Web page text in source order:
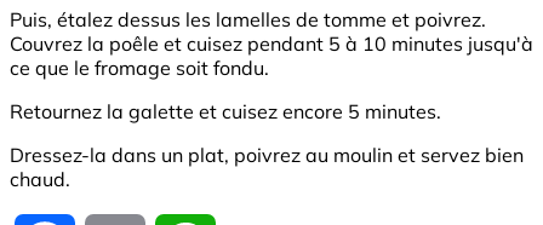
Puis, étalez dessus les lamelles de tomme et poivrez.
Couvrez la poêle et cuisez pendant 5 à 10 minutes jusqu'à
ce que le fromage soit fondu.
Retournez la galette et cuisez encore 5 minutes.
Dressez-la dans un plat, poivrez au moulin et servez bien
chaud.